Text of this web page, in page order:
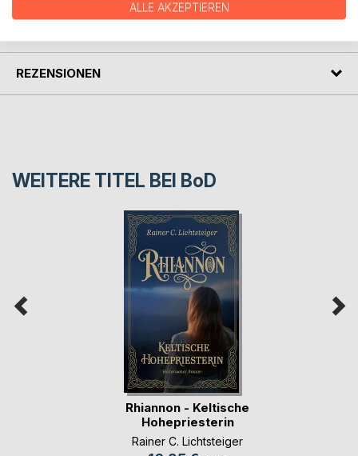
REZENSIONEN
WEITERE TITEL BEI BoD
Rhiannon - Keltische
Hohepriesterin
Rainer C. Lichtsteiger
ALLE AKZEPTIEREN